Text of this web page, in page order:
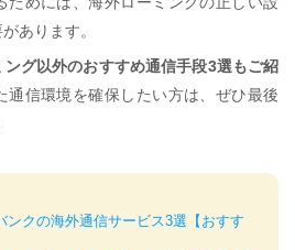
あります。
ング以外のおすすめ通信手段3選もご紹
通信環境を確保したい方は、ぜひ最後
ンクの海外通信サービス3選【おすす